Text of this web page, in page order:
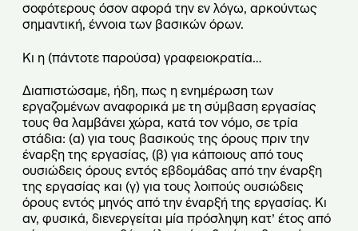
σοφότερους όσον αφορά την εν λόγω, αρκούντως
σημαντική, έννοια των βασικών όρων.
Κι η (πάντοτε παρούσα) γραφειοκρατία…
Διαπιστώσαμε, ήδη, πως η ενημέρωση των
εργαζομένων αναφορικά με τη σύμβαση εργασίας
τους θα λαμβάνει χώρα, κατά τον νόμο, σε τρία
στάδια: (α) για τους βασικούς της όρους πριν την
έναρξη της εργασίας, (β) για κάποιους από τους
ουσιώδεις όρους εντός εβδομάδας από την έναρξη
της εργασίας και (γ) για τους λοιπούς ουσιώδεις
όρους εντός μηνός από την έναρξή της εργασίας. Κι
αν, φυσικά, διενεργείται μία πρόσληψη κατ’ έτος από